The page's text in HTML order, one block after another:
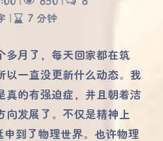
| 7 分钟
多月了，每天回家都在筑
以一直没更新什么动态。我
真的有强迫症，并且朝着洁
向发展了。不仅是精神上
到了物理世界。也许物理